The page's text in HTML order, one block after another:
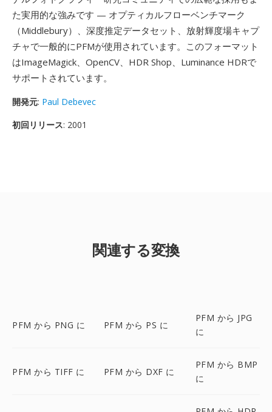
た実用的な強みです — オプティカルフローベンチマーク
（Middlebury）、深度推定データセット、放射輝度場キャプ
チャで一般的にPFMが使用されています。このフォーマット
はImageMagick、OpenCV、HDR Shop、Luminance HDRで
サポートされています。
開発元: Paul Debevec
初回リリース: 2001
関連する変換
PFM から PNG に PFM から PS に
PFM から JPG
に
PFM から TIFF に PFM から DXF に
PFM から BMP
に